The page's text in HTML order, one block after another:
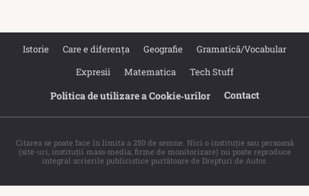
Istorie Care e diferența Geografie
Gramatică/Vocabular
Expresii
Matematica Tech Stuff
Politica de utilizare a Cookie‐urilor Contact
Citarea se poate face în limita a 250 de semne. Nici o instituţie sau persoană
(site-uri, instituţii mass-media, firme de monitorizare) nu poate reproduce
integral scrierile publicistice purtătoare de Drepturi de Autor.